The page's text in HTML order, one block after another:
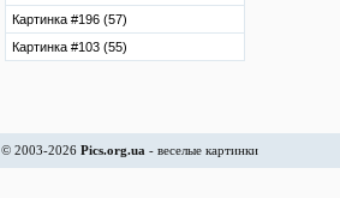
Картинка #196 (57)
Картинка #103 (55)
© 2003-2026 Pics.org.ua - веселые картинки